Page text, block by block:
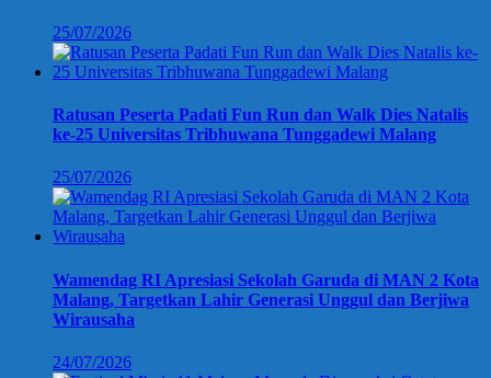
25/07/2026
Ratusan Peserta Padati Fun Run dan Walk Dies Natalis
ke-25 Universitas Tribhuwana Tunggadewi Malang
25/07/2026
Wamendag RI Apresiasi Sekolah Garuda di MAN 2 Kota
Malang, Targetkan Lahir Generasi Unggul dan Berjiwa
Wirausaha
24/07/2026